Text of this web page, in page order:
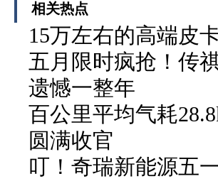
相关热点
15万左右的高端皮
五月限时疯抢！传
遗憾一整年
百公里平均气耗
圆满收官
叮！奇瑞新能源五